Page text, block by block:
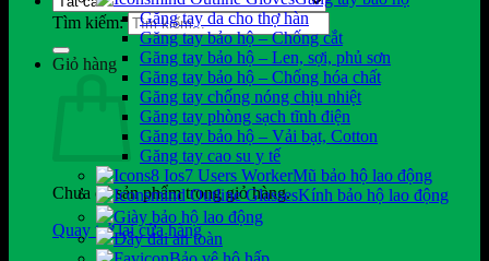
Tìm kiếm:
Giỏ hàng
Chưa có sản phẩm trong giỏ hàng.
Quay trở lại cửa hàng
Găng tay da cho thợ hàn
Găng tay bảo hộ – Chống cắt
Găng tay bảo hộ – Len, sợi, phủ sơn
Găng tay bảo hộ – Chống hóa chất
Găng tay chống nóng chịu nhiệt
Găng tay phòng sạch tĩnh điện
Găng tay bảo hộ – Vải bạt, Cotton
Găng tay cao su y tế
Mũ bảo hộ lao động
Kính bảo hộ lao động
Giày bảo hộ lao động
Dây đai an toàn